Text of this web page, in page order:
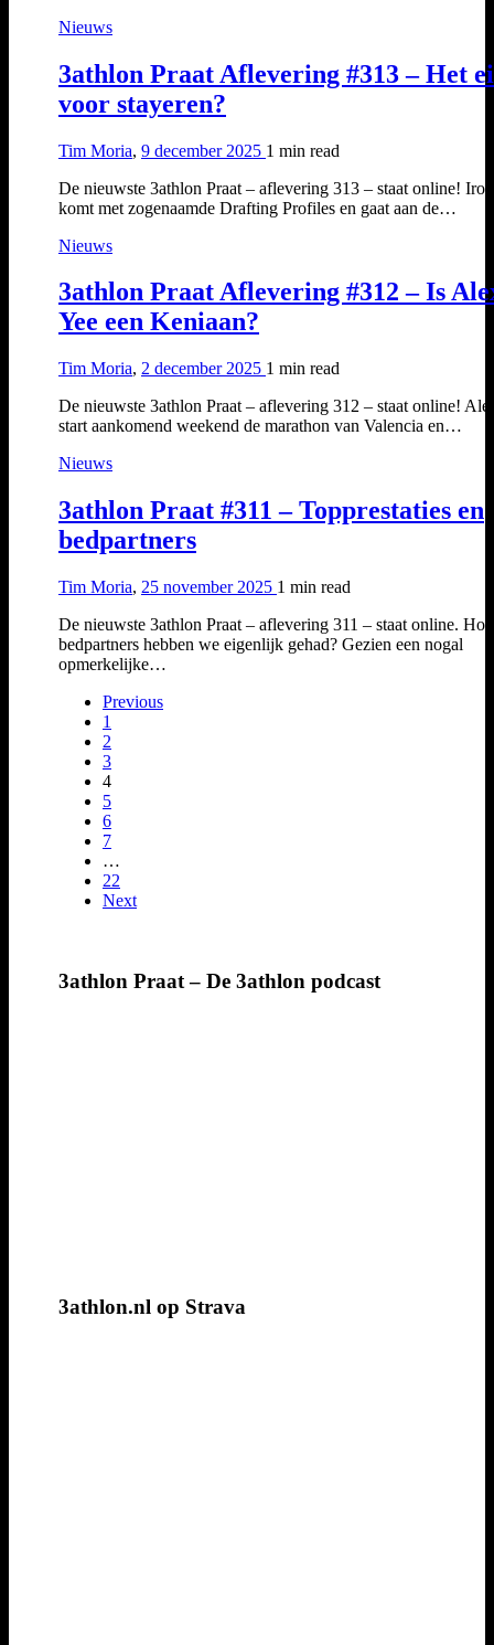
Nieuws
3athlon Praat Aflevering #313 – Het
voor stayeren?
Tim Moria, 9 december 2025 1 min read
De nieuwste 3athlon Praat – aflevering 313 – staat online!
komt met zogenaamde Drafting Profiles en gaat aan de…
Nieuws
3athlon Praat Aflevering #312 – Is
Yee een Keniaan?
Tim Moria, 2 december 2025 1 min read
De nieuwste 3athlon Praat – aflevering 312 – staat online!
start aankomend weekend de marathon van Valencia en…
Nieuws
3athlon Praat #311 – Topprestaties en
bedpartners
Tim Moria, 25 november 2025 1 min read
De nieuwste 3athlon Praat – aflevering 311 – staat online.
bedpartners hebben we eigenlijk gehad? Gezien een nogal
opmerkelijke…
Previous
1
2
3
4
5
6
7
…
22
Next
3athlon Praat – De 3athlon podcast
3athlon.nl op Strava